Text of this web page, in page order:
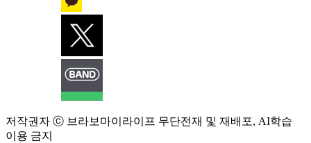
저작권자 ⓒ 브라보마이라이프 무단전재 및 재배포, AI학습
이용 금지